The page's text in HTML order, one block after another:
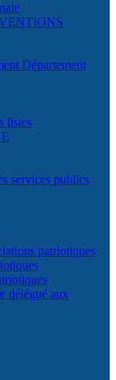
Département
listes
services publics
patriotiques
délégué aux